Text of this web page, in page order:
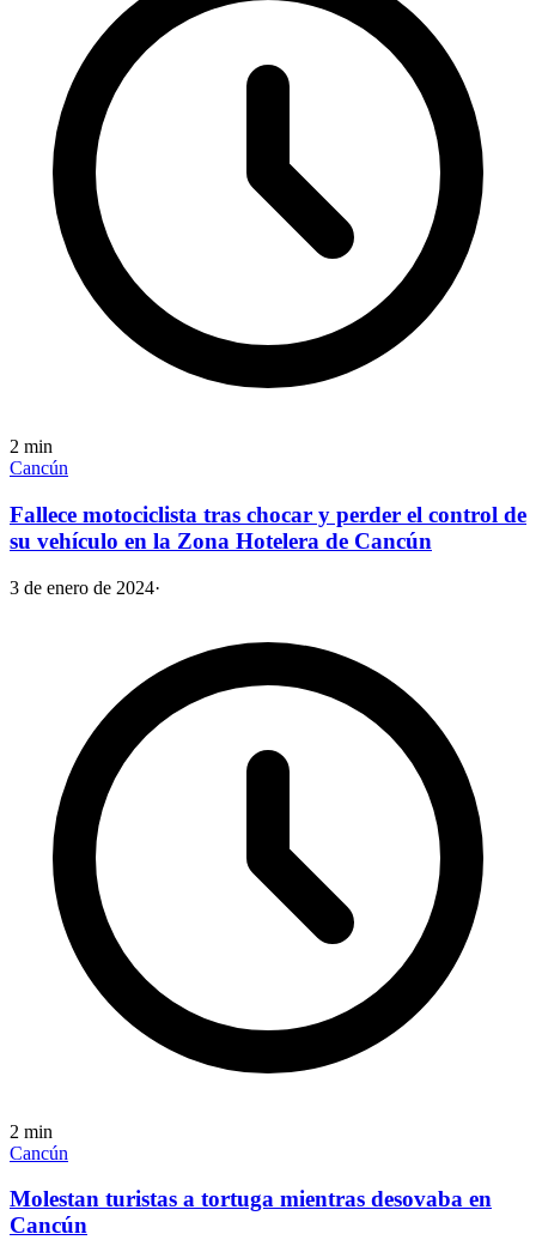
2 min
Cancún
Fallece motociclista tras chocar y perder el control de
su vehículo en la Zona Hotelera de Cancún
3 de enero de 2024·
2 min
Cancún
Molestan turistas a tortuga mientras desovaba en
Cancún